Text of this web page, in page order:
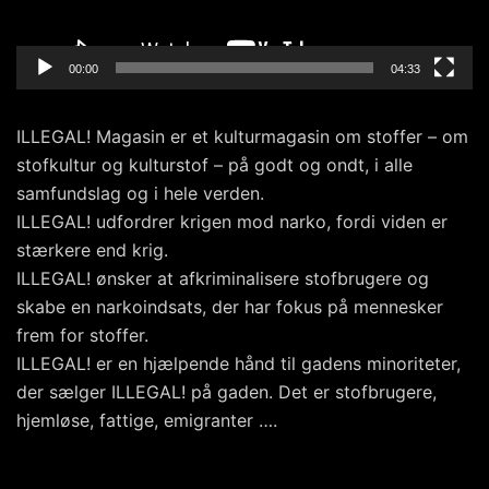
00:00 04:33
ILLEGAL! Magasin er et kulturmagasin om stoffer – om
stofkultur og kulturstof – på godt og ondt, i alle
samfundslag og i hele verden.
ILLEGAL! udfordrer krigen mod narko, fordi viden er
stærkere end krig.
ILLEGAL! ønsker at afkriminalisere stofbrugere og
skabe en narkoindsats, der har fokus på mennesker
frem for stoffer.
ILLEGAL! er en hjælpende hånd til gadens minoriteter,
der sælger ILLEGAL! på gaden. Det er stofbrugere,
hjemløse, fattige, emigranter ….